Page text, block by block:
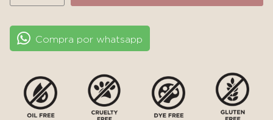
Ultra
SerumCompra por whatsapp